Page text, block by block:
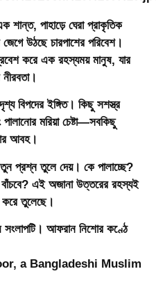
শান্ত, পাহাড়ে ঘেরা প্রাকৃতিক
উঠছে চারপাশের পরিবেশ।
করে এক রহস্যময় মানুষ, যার
বিপদের ইঙ্গিত। কিছু সশস্ত্র
মরিয়া চেষ্টা—সবকিছু
আবহ।
প্রশ্ন তুলে দেয়। কে পালাচ্ছে?
এই অজানা উত্তরের রহস্যই
তুলেছে।
সংলাপটি। আফরান নিশোর কণ্ঠে
a Bangladeshi Muslim